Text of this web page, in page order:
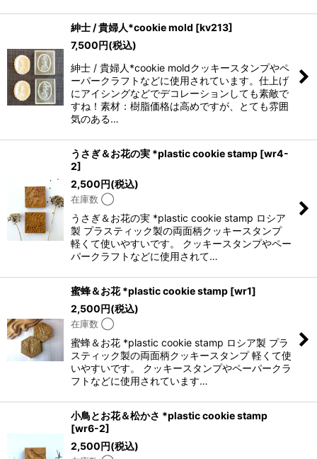
紳士 / 貴婦人*cookie mold [kv213]
7,500円(税込)
紳士 / 貴婦人*cookie moldクッキースタンプやペ
ーパークラフトなどに使用されています。仕上げ
にアイシングなどでデコレーションしても素敵で
すね！素材：樹脂価格は高めですが、とても雰囲
気のある…
うさぎ＆お花の実 *plastic cookie stamp [wr4-
2]
2,500円(税込)
在庫数 ◯
うさぎ＆お花の実 *plastic cookie stamp ロシア
製 プラスティック製の両面柄クッキースタンプ
軽くて使いやすいです。 クッキースタンプやペー
パークラフトなどに使用されて…
蜜蜂＆お花 *plastic cookie stamp [wr1]
2,500円(税込)
在庫数 ◯
蜜蜂＆お花 *plastic cookie stamp ロシア製 プラ
スティック製の両面柄クッキースタンプ 軽くて使
いやすいです。 クッキースタンプやペーパークラ
フトなどに使用されています…
小鳥とお花＆松かさ *plastic cookie stamp
[wr6-2]
2,500円(税込)